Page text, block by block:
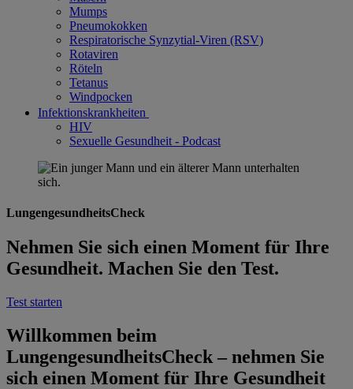
Mumps
Pneumokokken
Respiratorische Synzytial-Viren (RSV)
Rotaviren
Röteln
Tetanus
Windpocken
Infektionskrankheiten
HIV
Sexuelle Gesundheit - Podcast
LungengesundheitsCheck
Nehmen Sie sich einen Moment für Ihre
Gesundheit. Machen Sie den Test.
Test starten
Willkommen beim
LungengesundheitsCheck – nehmen Sie
sich einen Moment für Ihre Gesundheit